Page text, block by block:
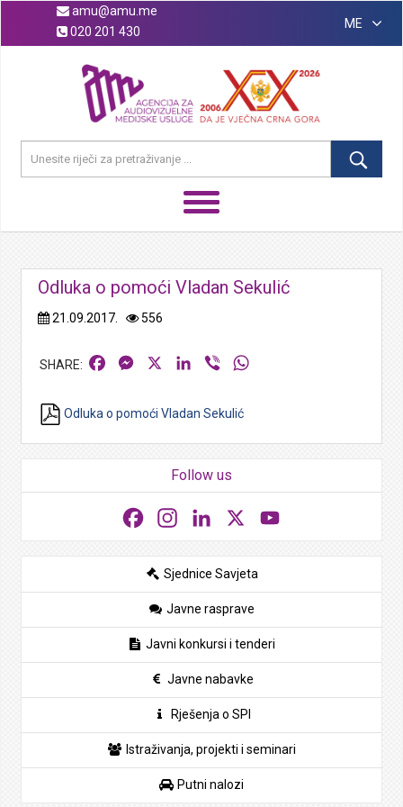
amu@amu.me
020 201 430
ME
Odluka o pomoći Vladan Sekulić
21.09.2017. 556
FacebookMessengerLinkedIn
Viber
Odluka o pomoći Vladan Sekulić
Follow us
FacebookInstagramLinkedIn
Sjednice Savjeta
Javne rasprave
Javni konkursi i tenderi
Javne nabavke
Rješenja o SPI
Istraživanja, projekti i seminari
Putni nalozi